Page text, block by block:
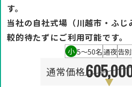
す。
当社の自社式場（川越市・ふ
較的待たずにご利用可能です。
小 5〜50名通夜告
通常価格